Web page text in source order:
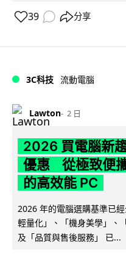
39 分享
3C科技 流動電腦
Lawton 2 日
2026 買電腦新
優惠 從極致便
的高效能 PC
2026 年的電腦選購基準已
輕量化」、「機身美學」、
及「品質與售後服務」 已...